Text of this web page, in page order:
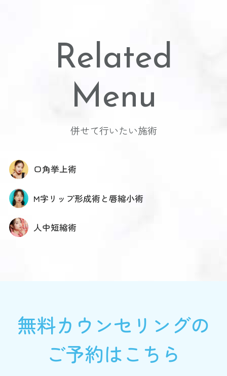
Related
Menu
併せて行いたい施術
口角挙上術
M字リップ形成術と唇縮小術
人中短縮術
無料カウンセリングの
ご予約はこちら